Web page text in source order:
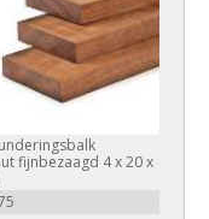
fijnbezaagd 4 x 20 x